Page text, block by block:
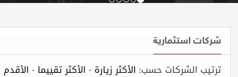
شركات استثمارية
ترتيب الشركات حسب: الأكثر زيارة - الأكثر تقييما - الأقدم